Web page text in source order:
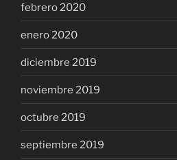
febrero 2020
enero 2020
diciembre 2019
noviembre 2019
octubre 2019
septiembre 2019